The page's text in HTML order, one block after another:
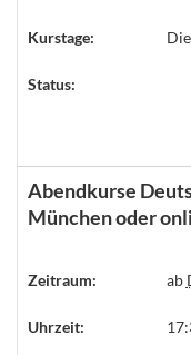
Kurstage:
Status:
Abendkurse
München oder
Zeitraum: ab
Uhrzeit: